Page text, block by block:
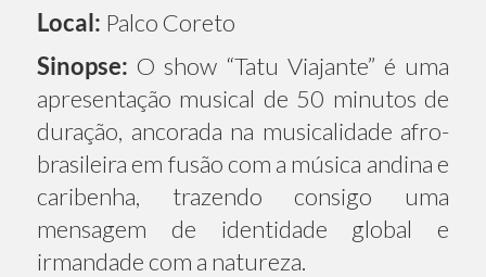
Local: Palco Coreto
Sinopse: O show “Tatu Viajante” é uma
apresentação musical de 50 minutos de
duração, ancorada na musicalidade afro-
brasileira em fusão com a música andina e
caribenha, trazendo consigo uma
mensagem de identidade global e
irmandade com a natureza.